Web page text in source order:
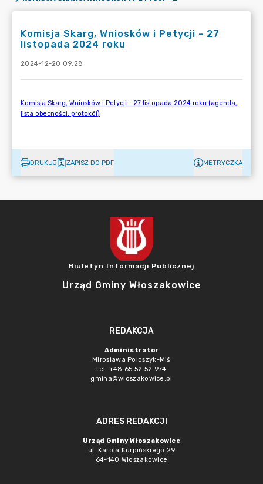
Komisja Skarg, Wniosków i Petycji - 27
listopada 2024 roku
2024-12-20 09:28
DRUKUJ ZAPISZ DO PDF METRYCZKA
Biuletyn Informacji Publicznej
Urząd Gminy Włoszakowice
REDAKCJA
Administrator
Mirosława Poloszyk-Miś
tel. +48 65 52 52 974
gmina@wloszakowice.pl
ADRES REDAKCJI
Urząd Gminy Włoszakowice
ul. Karola Kurpińskiego 29
64-140 Włoszakowice